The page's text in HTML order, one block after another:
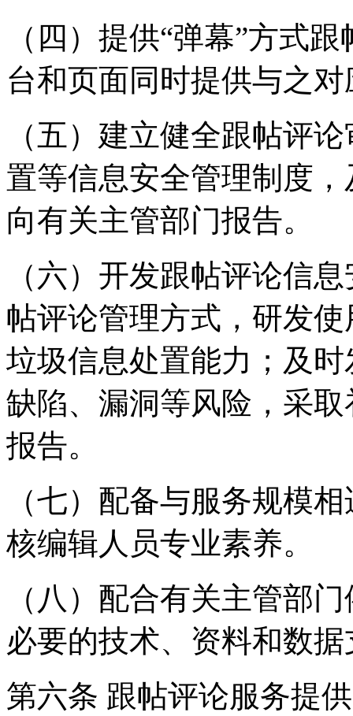
（四）提供“弹幕”方式
台和页面同时提供与之
（五）建立健全跟帖评
置等信息安全管理制度
向有关主管部门报告。
（六）开发跟帖评论信
帖评论管理方式，研发
垃圾信息处置能力；及
缺陷、漏洞等风险，采
报告。
（七）配备与服务规模
核编辑人员专业素养。
（八）配合有关主管部
必要的技术、资料和数
第六条 跟帖评论服务提